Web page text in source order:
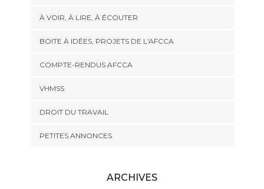
À VOIR, À LIRE, À ÉCOUTER
BOITE À IDÉES, PROJETS DE L'AFCCA
COMPTE-RENDUS AFCCA
VHMSS
DROIT DU TRAVAIL
PETITES ANNONCES
ARCHIVES